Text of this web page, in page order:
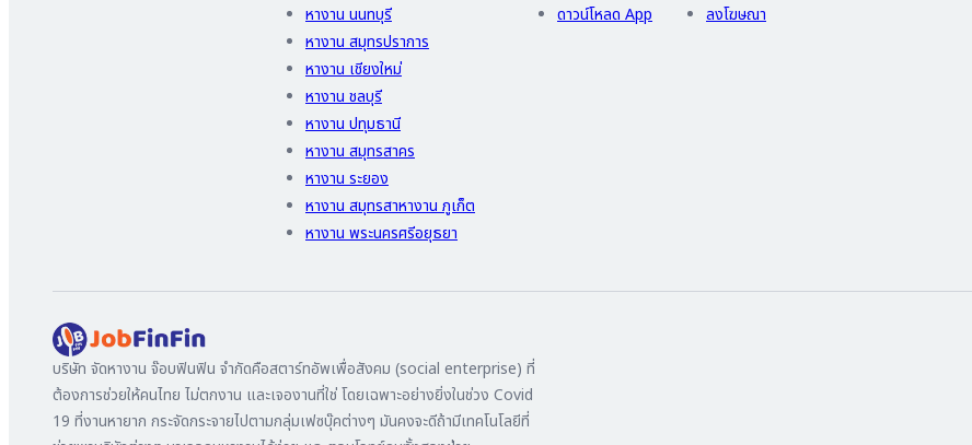
หางาน นนทบุรี
หางาน สมุทรปราการ
หางาน เชียงใหม่
หางาน ชลบุรี
หางาน ปทุมธานี
หางาน สมุทรสาคร
หางาน ระยอง
หางาน สมุทรสาหางาน ภูเก็ต
หางาน พระนครศรีอยุธยา
ดาวน์โหลด App
ลงโฆษณา
บริษัท จัดหางาน จ๊อบฟินฟิน จำกัดคือสตาร์ทอัพเพื่อสังคม (social enterprise) ที่
ต้องการช่วยให้คนไทย ไม่ตกงาน และเจองานที่ใช่ โดยเฉพาะอย่างยิ่งในช่วง Covid
19 ที่งานหายาก กระจัดกระจายไปตามกลุ่มเฟซบุ๊คต่างๆ มันคงจะดีถ้ามีเทคโนโลยีที่